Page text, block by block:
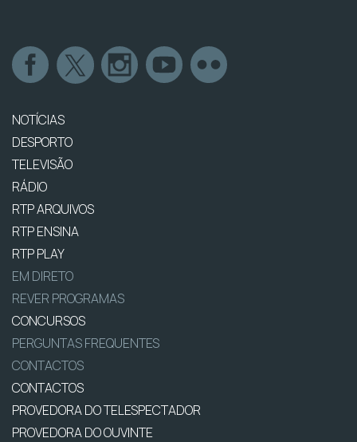
NOTÍCIAS
DESPORTO
TELEVISÃO
RÁDIO
RTP ARQUIVOS
RTP ENSINA
RTP PLAY
EM DIRETO
REVER PROGRAMAS
CONCURSOS
PERGUNTAS FREQUENTES
CONTACTOS
CONTACTOS
PROVEDORA DO TELESPECTADOR
PROVEDORA DO OUVINTE